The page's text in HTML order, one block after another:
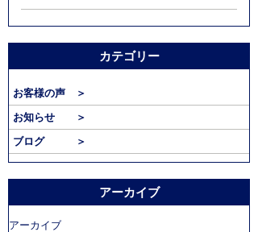
カテゴリー
お客様の声 ＞
お知らせ ＞
ブログ ＞
アーカイブ
アーカイブ